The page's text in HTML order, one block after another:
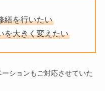
繕を行いたい
を大きく変えたい
ションもご対応させていた